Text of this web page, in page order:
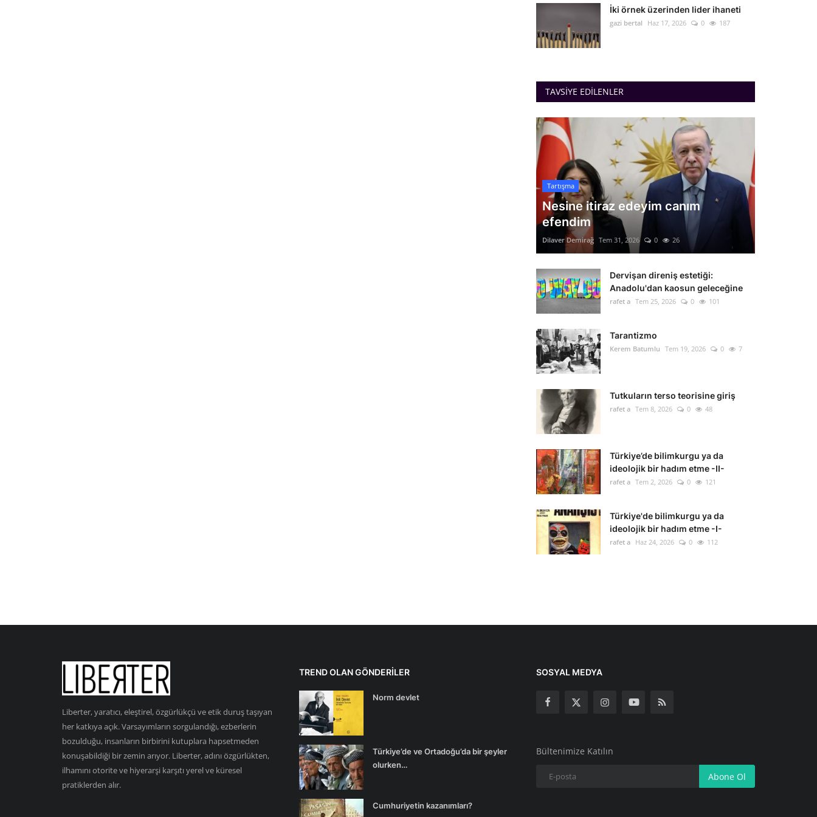
İki örnek üzerinden lider ihaneti
gazi bertal Haz 17, 2026 0 187
TAVSIYE EDILENLER
Tartışma
Nesine itiraz edeyim canım
efendim
Dilaver Demirağ Tem 31, 2026 0 26
Dervişan direniş estetiği:
Anadolu'dan kaosun geleceğine
rafet a Tem 25, 2026 0 101
Tarantizmo
Kerem Batumlu Tem 19, 2026 0 7
Tutkuların terso teorisine giriş
rafet a Tem 8, 2026 0 48
Türkiye’de bilimkurgu ya da
ideolojik bir hadım etme -II-
rafet a Tem 2, 2026 0 121
Türkiye'de bilimkurgu ya da
ideolojik bir hadım etme -I-
rafet a Haz 24, 2026 0 112
Liberter, yaratıcı, eleştirel, özgürlükçü ve etik duruş taşıyan
her katkıya açık. Varsayımların sorgulandığı, ezberlerin
bozulduğu, insanların birbirini kutuplara hapsetmeden
konuşabildiği bir zemin arıyor. Liberter, adını özgürlükten,
ilhamını otorite ve hiyerarşi karşıtı yerel ve küresel
pratiklerden alır.
TREND OLAN GÖNDERILER
Norm devlet
Türkiye’de ve Ortadoğu’da bir şeyler
olurken…
Cumhuriyetin kazanımları?
SOSYAL MEDYA
Bültenimize Katılın
Abone Ol